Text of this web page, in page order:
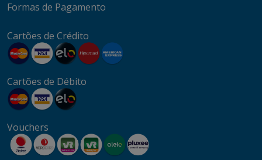
Formas de Pagamento
Cartões de Crédito
Cartões de Débito
Vouchers